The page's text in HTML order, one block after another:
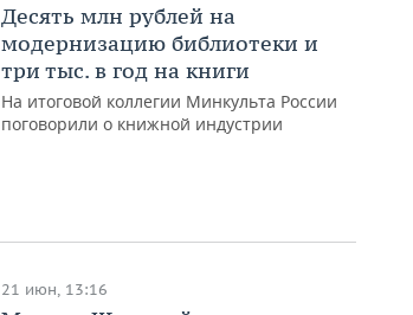
Десять млн рублей на
модернизацию библиотеки и
три тыс. в год на книги
На итоговой коллегии Минкульта России
поговорили о книжной индустрии
21 июн, 13:16